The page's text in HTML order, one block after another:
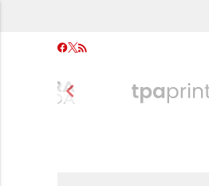
chevron_left